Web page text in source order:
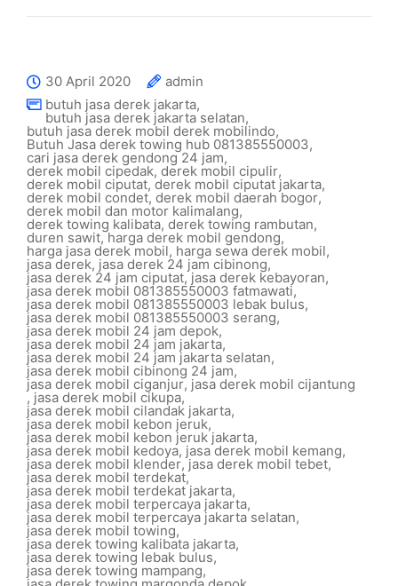
30 April 2020
admin
butuh jasa derek jakarta,
butuh jasa derek jakarta selatan,
butuh jasa derek mobil derek mobilindo,
Butuh Jasa derek towing hub 081385550003,
cari jasa derek gendong 24 jam,
derek mobil cipedak, derek mobil cipulir,
derek mobil ciputat, derek mobil ciputat jakarta,
derek mobil condet, derek mobil daerah bogor,
derek mobil dan motor kalimalang,
derek towing kalibata, derek towing rambutan,
duren sawit,harga derek mobil gendong,
harga jasa derek mobil, harga sewa derek mobil,
jasa derek, jasa derek 24 jam cibinong,
jasa derek 24 jam ciputat,jasa derek kebayoran,
jasa derek mobil 081385550003 fatmawati,
jasa derek mobil 081385550003 lebak bulus,
jasa derek mobil 081385550003 serang,
jasa derek mobil 24 jam depok,
jasa derek mobil 24 jam jakarta,
jasa derek mobil 24 jam jakarta selatan,
jasa derek mobil cibinong 24 jam,
jasa derek mobil ciganjur, jasa derek mobil cijantung
, jasa derek mobil cikupa,
jasa derek mobil cilandak jakarta,
jasa derek mobil kebon jeruk,
jasa derek mobil kebon jeruk jakarta,
jasa derek mobil kedoya, jasa derek mobil kemang,
jasa derek mobil klender,jasa derek mobil tebet,
jasa derek mobil terdekat,
jasa derek mobil terdekat jakarta,
jasa derek mobil terpercaya jakarta,
jasa derek mobil terpercaya jakarta selatan,
jasa derek mobil towing,
jasa derek towing kalibata jakarta,
jasa derek towing lebak bulus,
jasa derek towing mampang,